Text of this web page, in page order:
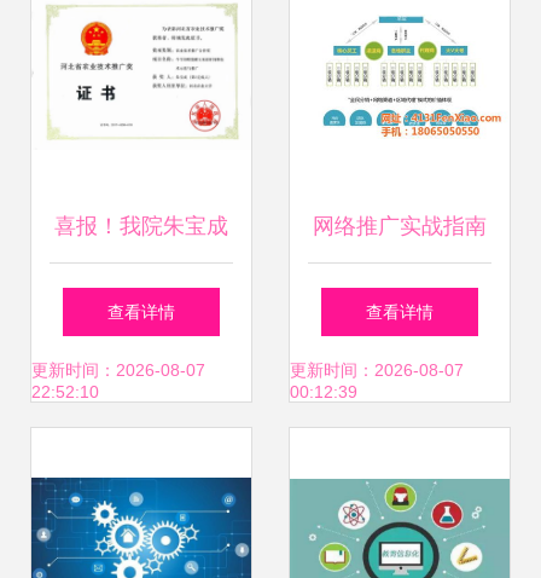
喜报！我院朱宝成
教授主持项目获河
北省农业技术推广
查看详情
更新时间：2026-08-07
22:52:10
网络推广实战指南
福州网加科技的技
术驱动与推荐策略
查看详情
更新时间：2026-08-07
00:12:39